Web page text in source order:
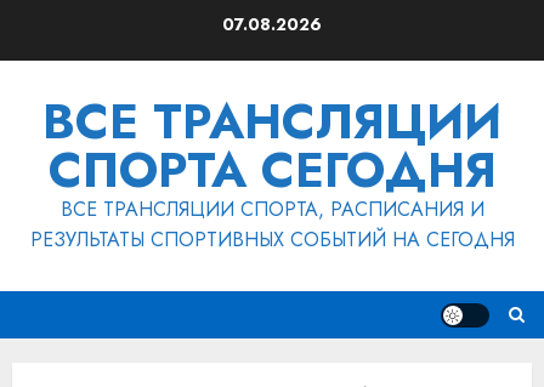
07.08.2026
ВСЕ ТРАНСЛЯЦИИ
СПОРТА СЕГОДНЯ
ВСЕ ТРАНСЛЯЦИИ СПОРТА, РАСПИСАНИЯ И
РЕЗУЛЬТАТЫ СПОРТИВНЫХ СОБЫТИЙ НА СЕГОДНЯ